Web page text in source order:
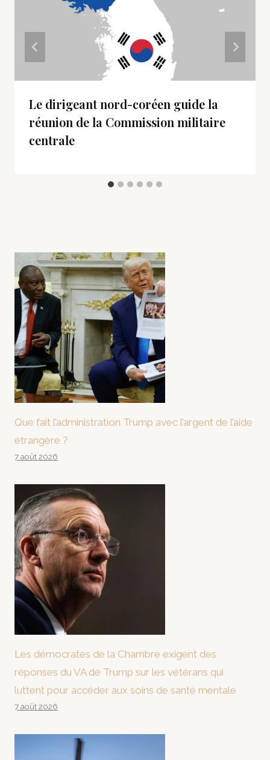
Le dirigeant nord-coréen guide la
réunion de la Commission militaire
centrale
Que fait l’administration Trump avec l’argent de l’aide
étrangère ?
7 août 2026
Les démocrates de la Chambre exigent des
réponses du VA de Trump sur les vétérans qui
luttent pour accéder aux soins de santé mentale
7 août 2026